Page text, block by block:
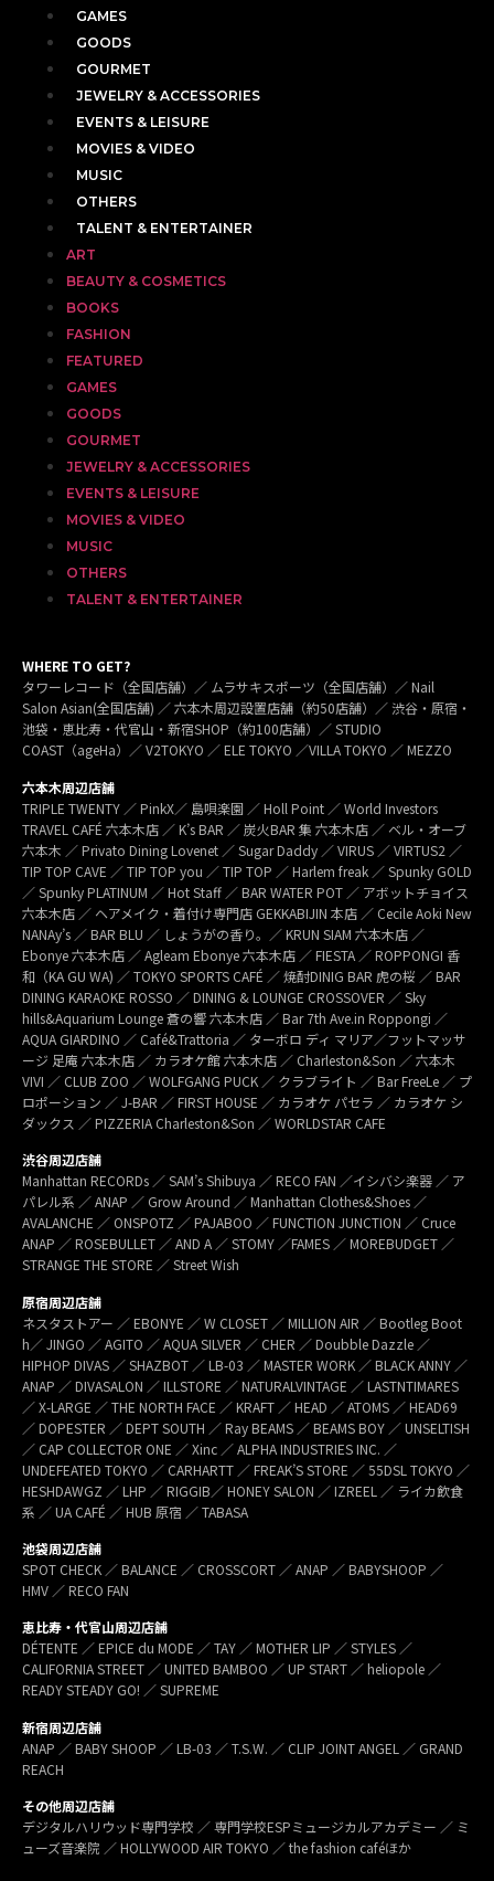
GAMES
GOODS
GOURMET
JEWELRY & ACCESSORIES
EVENTS & LEISURE
MOVIES & VIDEO
MUSIC
OTHERS
TALENT & ENTERTAINER
ART
BEAUTY & COSMETICS
BOOKS
FASHION
FEATURED
GAMES
GOODS
GOURMET
JEWELRY & ACCESSORIES
EVENTS & LEISURE
MOVIES & VIDEO
MUSIC
OTHERS
TALENT & ENTERTAINER
WHERE TO GET?
タワーレコード（全国店舗）／ ムラサキスポーツ（全国店舗）／ Nail
Salon Asian(全国店舗) ／ 六本木周辺設置店舗（約50店舗）／ 渋谷・原宿・
池袋・恵比寿・代官山・新宿SHOP（約100店舗）／ STUDIO
COAST（ageHa）／ V2TOKYO ／ ELE TOKYO ／VILLA TOKYO ／ MEZZO
六本木周辺店舗
TRIPLE TWENTY ／ PinkX／ 島唄楽園 ／ Holl Point ／ World Investors
TRAVEL CAFÉ 六本木店 ／ K’s BAR ／ 炭火BAR 集 六本木店 ／ ベル・オーブ
六本木 ／ Privato Dining Lovenet ／ Sugar Daddy ／ VIRUS ／ VIRTUS2 ／
TIP TOP CAVE ／ TIP TOP you ／ TIP TOP ／ Harlem freak ／ Spunky GOLD
／ Spunky PLATINUM ／ Hot Staff ／ BAR WATER POT ／ アボットチョイス
六本木店 ／ ヘアメイク・着付け専門店 GEKKABIJIN 本店 ／ Cecile Aoki New
NANAy’s ／ BAR BLU ／ しょうがの香り。／ KRUN SIAM 六本木店 ／
Ebonye 六本木店 ／ Agleam Ebonye 六本木店 ／ FIESTA ／ ROPPONGI 香
和（KA GU WA) ／ TOKYO SPORTS CAFÉ ／ 焼酎DINIG BAR 虎の桜 ／ BAR
DINING KARAOKE ROSSO ／ DINING & LOUNGE CROSSOVER ／ Sky
hills&Aquarium Lounge 蒼の響 六本木店 ／ Bar 7th Ave.in Roppongi ／
AQUA GIARDINO ／ Café&Trattoria ／ ターボロ ディ マリア／フットマッサ
ージ 足庵 六本木店 ／ カラオケ館 六本木店 ／ Charleston&Son ／ 六本木
VIVI ／ CLUB ZOO ／ WOLFGANG PUCK ／ クラブライト ／ Bar FreeLe ／ プ
ロポーション ／ J-BAR ／ FIRST HOUSE ／ カラオケ パセラ ／ カラオケ シ
ダックス ／ PIZZERIA Charleston&Son ／ WORLDSTAR CAFE
渋谷周辺店舗
Manhattan RECORDs ／ SAM’s Shibuya ／ RECO FAN ／イシバシ楽器 ／ ア
パレル系 ／ ANAP ／ Grow Around ／ Manhattan Clothes&Shoes ／
AVALANCHE ／ ONSPOTZ ／ PAJABOO ／ FUNCTION JUNCTION ／ Cruce
ANAP ／ ROSEBULLET ／ AND A ／ STOMY ／FAMES ／ MOREBUDGET ／
STRANGE THE STORE ／ Street Wish
原宿周辺店舗
ネスタストアー ／ EBONYE ／ W CLOSET ／ MILLION AIR ／ Bootleg Boot
h／ JINGO ／ AGITO ／ AQUA SILVER ／ CHER ／ Doubble Dazzle ／
HIPHOP DIVAS ／ SHAZBOT ／ LB-03 ／ MASTER WORK ／ BLACK ANNY ／
ANAP ／ DIVASALON ／ ILLSTORE ／ NATURALVINTAGE ／ LASTNTIMARES
／ X-LARGE ／ THE NORTH FACE ／ KRAFT ／ HEAD ／ ATOMS ／ HEAD69
／ DOPESTER ／ DEPT SOUTH ／ Ray BEAMS ／ BEAMS BOY ／ UNSELTISH
／ CAP COLLECTOR ONE ／ Xinc ／ ALPHA INDUSTRIES INC. ／
UNDEFEATED TOKYO ／ CARHARTT ／ FREAK’S STORE ／ 55DSL TOKYO ／
HESHDAWGZ ／ LHP ／ RIGGIB／ HONEY SALON ／ IZREEL ／ ライカ飲食
系 ／ UA CAFÉ ／ HUB 原宿 ／ TABASA
池袋周辺店舗
SPOT CHECK ／ BALANCE ／ CROSSCORT ／ ANAP ／ BABYSHOOP ／
HMV ／ RECO FAN
恵比寿・代官山周辺店舗
DÉTENTE ／ EPICE du MODE ／ TAY ／ MOTHER LIP ／ STYLES ／
CALIFORNIA STREET ／ UNITED BAMBOO ／ UP START ／ heliopole ／
READY STEADY GO! ／ SUPREME
新宿周辺店舗
ANAP ／ BABY SHOOP ／ LB-03 ／ T.S.W. ／ CLIP JOINT ANGEL ／ GRAND
REACH
その他周辺店舗
デジタルハリウッド専門学校 ／ 専門学校ESPミュージカルアカデミー ／ ミ
ューズ音楽院 ／ HOLLYWOOD AIR TOKYO ／ the fashion caféほか